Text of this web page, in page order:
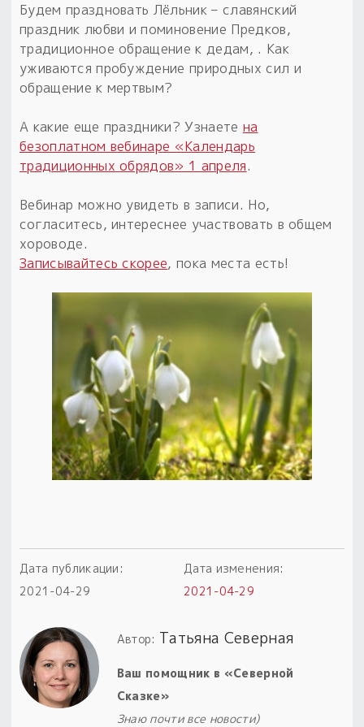
Обрядовые предметы
Расходные материалы
Готовые заговоры и обряды
Наборы для книг
Электронные книги
Гадание он-лайн
Приложение для гадания
30 вариантов раскладов по системе Рез Рода:
Магические наборы
Для алтаря
С чего начать?
Новые книги
в лавке!
«Резы Рода. Нежиты» и «Резы
Рода.Духи-Хозяева» с колодами
толковники со значениями, раскладами,
Узнать
Пыльный сундучок
большое обновление
Товары со скидкой
Новинки
на заказ от 4 тыс. руб. со скидкой
Оберег в подарок
Будем праздновать Лёльник – славянский
праздник любви и поминовение Предков,
традиционное обращение к дедам, . Как
уживаются пробуждение природных сил и
обращение к мертвым?
А какие еще праздники? Узнаете на
безоплатном вебинаре «Календарь
традиционных обрядов» 1 апреля.
Вебинар можно увидеть в записи. Но,
согласитесь, интереснее участвовать в общем
хороводе.
Записывайтесь скорее, пока места есть!
Дата публикации:
2021-04-29
Дата изменения:
2021-04-29
Автор: Татьяна Северная
Ваш помощник в «Северной
Сказке»
Знаю почти все новости)